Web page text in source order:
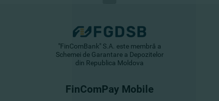
"FinComBank" S.A. este membră a
Schemei de Garantare a Depozitelor
din Republica Moldova
FinComPay Mobile